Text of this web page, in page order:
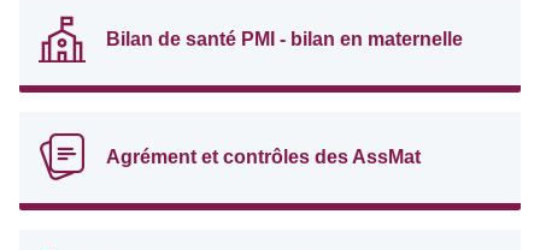
Bilan de santé PMI - bilan en maternelle
Agrément et contrôles des AssMat